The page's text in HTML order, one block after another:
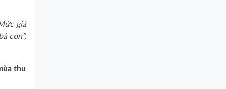
giá
con”,
thu